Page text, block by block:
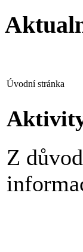
Úvodní stránka
Z